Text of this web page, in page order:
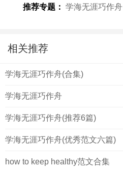
推荐专题： 学海无涯巧作舟
相关推荐
学海无涯巧作舟(合集)
学海无涯巧作舟
学海无涯巧作舟(推荐6篇)
学海无涯巧作舟(优秀范文六篇)
how to keep healthy范文合集